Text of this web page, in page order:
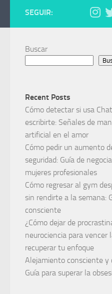
SEGUIR:
Buscar
Recent Posts
Cómo detectar si usa
escribirte: Señales de
artificial en el amor
Cómo pedir un aumento
seguridad: Guía de
mujeres profesionales
Cómo regresar al gym
sin rendirte a la semana:
consciente
¿Cómo dejar de
neurociencia para vencer
recuperar tu enfoque
Alejamiento consciente y
Guía para superar la